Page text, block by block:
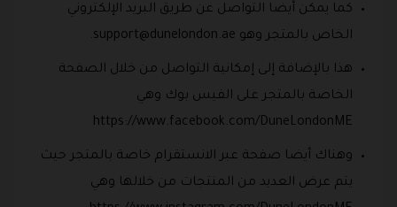
كما يمكن أيضا التواصل عن طريق البريد الإلكتروني
الخاص بالمتجر وهو support@dunelondon.ae
.
هذا بالإضافة إلى إمكانية التواصل من خلال الصفحة
الخاصة بالمتجر على الفيس بوك وهي
https://www.facebook.com/DuneLondonME
وهناك أيضا صفحة عبر الانستقرام خاصة بالمتجر حيث
يتم عرض العديد من المنتجات من خلالها وهي